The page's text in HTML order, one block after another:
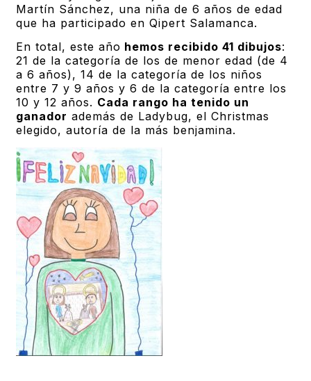
Martín Sánchez, una niña de 6 años de edad
que ha participado en Qipert Salamanca.
En total, este año hemos recibido 41 dibujos:
21 de la categoría de los de menor edad (de 4
a 6 años), 14 de la categoría de los niños
entre 7 y 9 años y 6 de la categoría entre los
10 y 12 años. Cada rango ha tenido un
ganador además de Ladybug, el Christmas
elegido, autoría de la más benjamina.